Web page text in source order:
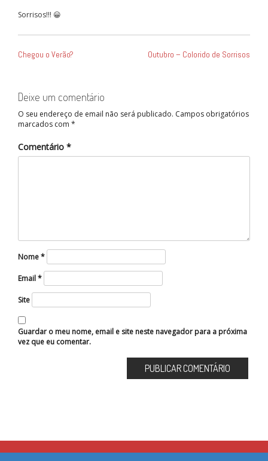
Sorrisos!!! 😀
DE
Chegou o Verão? Outubro – Colorido de Sorrisos
Deixe um comentário
O seu endereço de email não será publicado. Campos obrigatórios
marcados com *
Comentário *
Nome*
Email*
Site
Guardar o meu nome, email e site neste navegador para a próxima
vez que eu comentar.